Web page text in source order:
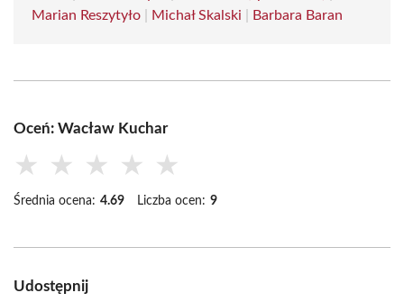
Marian Reszytyło
Michał Skalski Barbara Baran
Oceń: Wacław Kuchar
★ ★ ★ ★ ★
Średnia ocena: 4.69 Liczba ocen: 9
Udostępnij